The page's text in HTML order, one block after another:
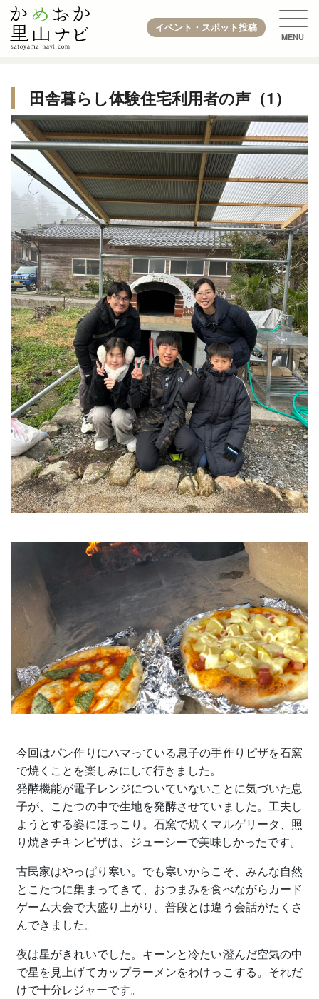
イベント・スポット投稿
田舎暮らし体験住宅利用者の声（1）
今回はパン作りにハマっている息子の手作りピザを石窯
で焼くことを楽しみにして行きました。
発酵機能が電子レンジについていないことに気づいた息
子が、こたつの中で生地を発酵させていました。工夫し
ようとする姿にほっこり。石窯で焼くマルゲリータ、照
り焼きチキンピザは、ジューシーで美味しかったです。
古民家はやっぱり寒い。でも寒いからこそ、みんな自然
とこたつに集まってきて、おつまみを食べながらカード
ゲーム大会で大盛り上がり。普段とは違う会話がたくさ
んできました。
夜は星がきれいでした。キーンと冷たい澄んだ空気の中
で星を見上げてカップラーメンをわけっこする。それだ
けで十分レジャーです。